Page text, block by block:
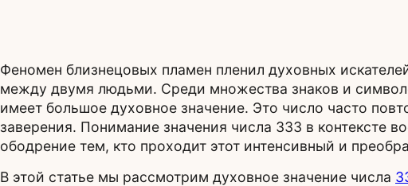
Феномен близнецовых пламен пленил духовных
между двумя людьми. Среди множества знаков и
имеет большое духовное значение. Это число часто
заверения. Понимание значения числа 333 в контексте
ободрение тем, кто проходит этот интенсивный и
В этой статье мы рассмотрим духовное значение числа